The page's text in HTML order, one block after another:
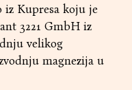
Kupresa koju je
3221 GmbH iz
velikog
magnezija u